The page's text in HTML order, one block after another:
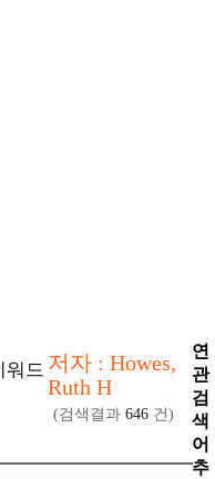
워드 저자 : Howes,
Ruth H
(검색결과 646 건)
연
관
검
색
어
추